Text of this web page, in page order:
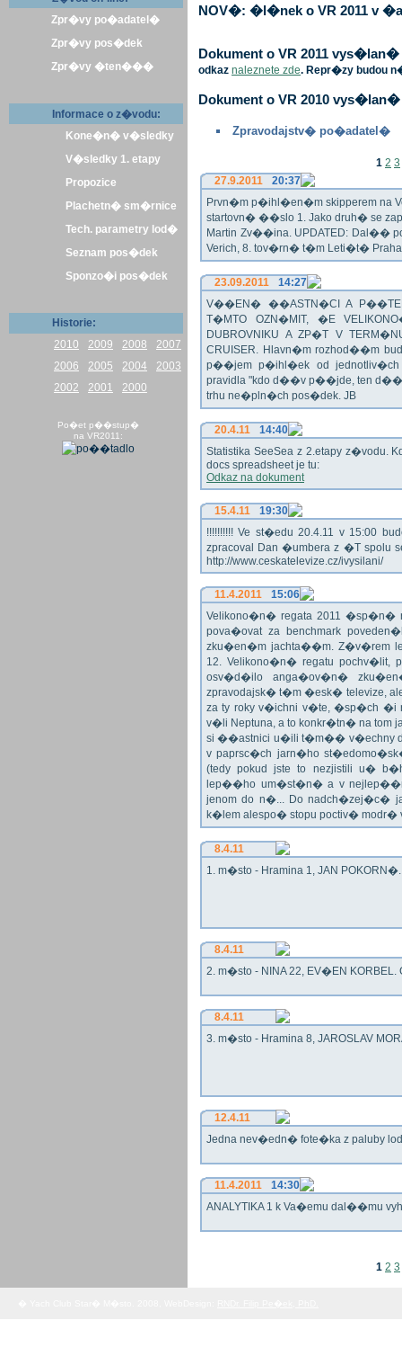
Zpr�vy po�adatel�
Zpr�vy pos�dek
Zpr�vy �ten���
Informace o z�vodu:
Kone�n� v�sledky
V�sledky 1. etapy
Propozice
Plachetn� sm�rnice
Tech. parametry lod�
Seznam pos�dek
Sponzo�i pos�dek
Historie:
2010
2009 2008
2007
2006
2005 2004
2003
2002
2001 2000
Po�et p��stup�
na VR2011:
NOV�: �l�nek o VR 2011 v
Dokument o VR 2011
odkaz naleznete zde. Repr�zy budou
Dokument o VR 2010
Zpravodajstv� po�adatel�
1 2 3
27.9.2011
20:37
Prvn�m p�ihl�en�m skipperem na
startovn� ��slo 1. Jako druh� se
Martin Zv��ina. UPDATED: Dal��
Verich, 8. tov�rn� t�m Leti�t� Praha
23.09.2011
14:27
V��EN� ��ASTN�CI A
T�MTO OZN�MIT, �E
DUBROVNIKU A ZP�T V
CRUISER. Hlavn�m rozhod��m
p��jem p�ihl�ek od
pravidla "kdo d��v p��jde, ten
trhu ne�pln�ch pos�dek. JB
20.4.11
14:40
Statistika SeeSea z 2.etapy z�vodu.
docs spreadsheet je tu:
Odkaz na dokument
15.4.11
19:30
!!!!!!!!!! Ve st�edu 20.4.11 v 15:00
zpracoval Dan �umbera z �T spolu
http://www.ceskatelevize.cz/ivysilani/
11.4.2011
15:06
Velikono�n� regata 2011 �sp�n�
pova�ovat za benchmark
zku�en�m jachta��m. Z�v�rem
12. Velikono�n� regatu
osv�d�ilo anga�ov�n�
zpravodajsk� t�m �esk� televize,
za ty roky v�ichni v�te, �sp�ch
v�li Neptuna, a to konkr�tn� na tom
si ��astnici u�ili t�m�� v�echny
v paprsc�ch jarn�ho
(tedy pokud jste to nezjistili u�
lep��ho um�st�n� a v
jenom do n�... Do nadch�zej�c�
k�lem alespo� stopu poctiv�
8.4.11
1. m�sto - Hramina 1, JAN
8.4.11
2. m�sto - NINA 22, EV�EN KORBEL.
8.4.11
3. m�sto - Hramina 8, JAROSLAV
12.4.11
Jedna nev�edn� fote�ka z paluby
11.4.2011
14:30
ANALYTIKA 1 k Va�emu dal��mu
1 2 3